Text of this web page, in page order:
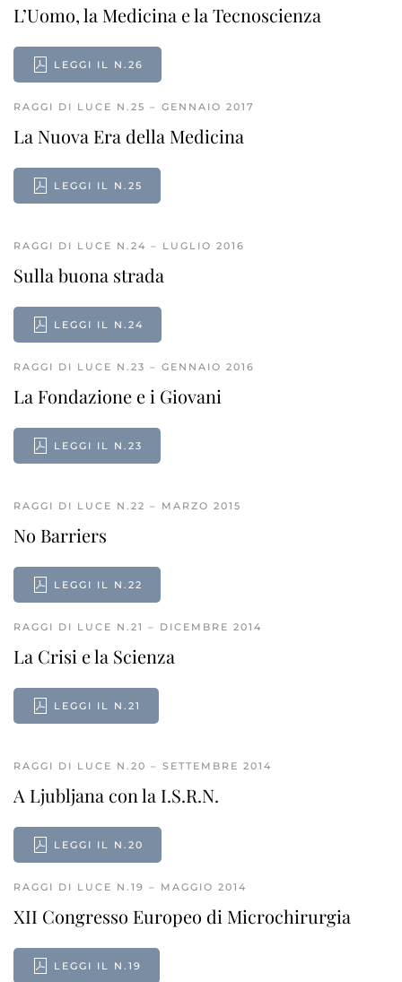
L’Uomo, la Medicina e la Tecnoscienza
LEGGI IL N.26
RAGGI DI LUCE N.25 – GENNAIO 2017
La Nuova Era della Medicina
LEGGI IL N.25
RAGGI DI LUCE N.24 – LUGLIO 2016
Sulla buona strada
LEGGI IL N.24
RAGGI DI LUCE N.23 – GENNAIO 2016
La Fondazione e i Giovani
LEGGI IL N.23
RAGGI DI LUCE N.22 – MARZO 2015
No Barriers
LEGGI IL N.22
RAGGI DI LUCE N.21 – DICEMBRE 2014
La Crisi e la Scienza
LEGGI IL N.21
RAGGI DI LUCE N.20 – SETTEMBRE 2014
A Ljubljana con la I.S.R.N.
LEGGI IL N.20
RAGGI DI LUCE N.19 – MAGGIO 2014
XII Congresso Europeo di Microchirurgia
LEGGI IL N.19